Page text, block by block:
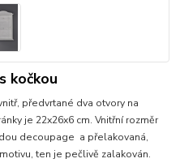
kočkou
předvrtané dva otvory na
je 22x26x6 cm. Vnitřní rozměr
decoupage a přelakovaná,
ten je pečlivě zalakován.